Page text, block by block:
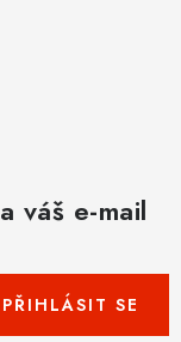
váš e-mail
PŘIHLÁSIT SE